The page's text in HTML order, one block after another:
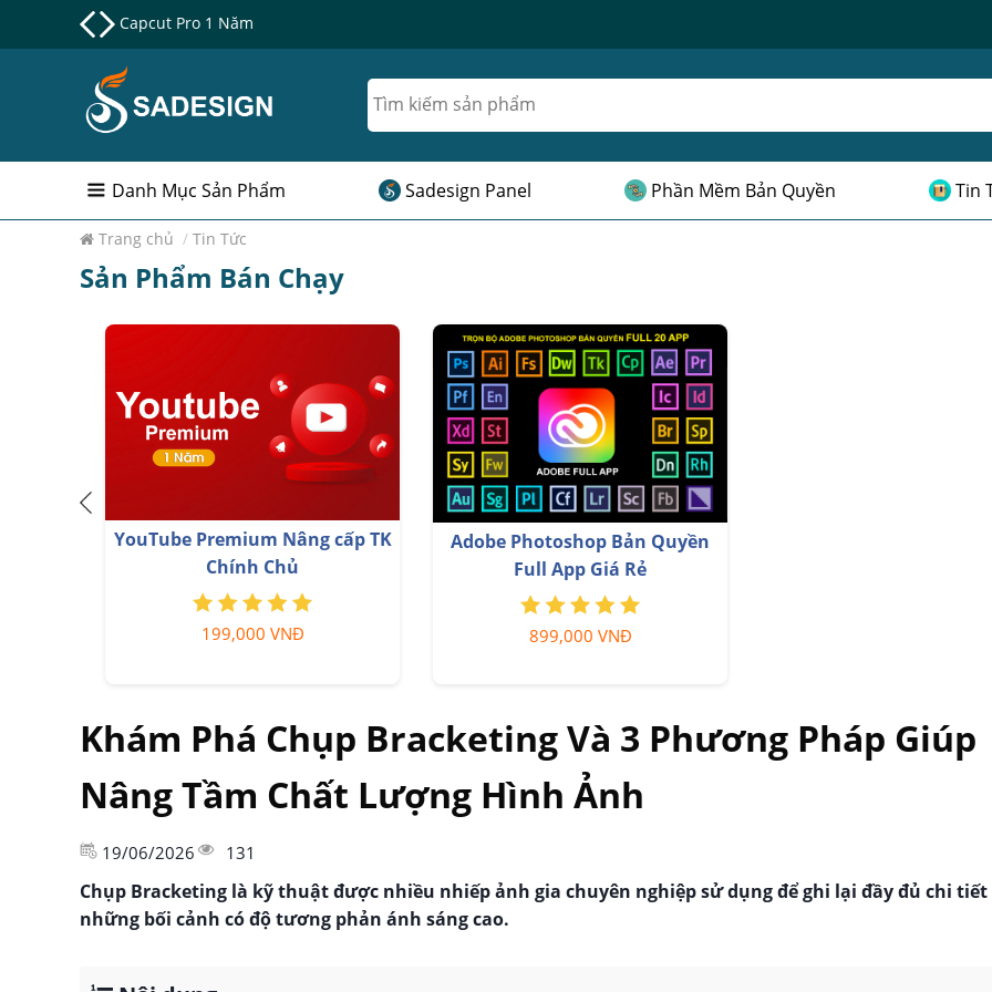
Nâng cấp Google One chính chủ Giá Siêu Rẻ
Danh Mục Sản Phẩm Sadesign Panel Phần Mềm Bản Quyền Tin
Trang chủ / Tin Tức
Sản Phẩm Bán Chạy
Trọn Bộ Autodesk All App Giá Rẻ
1,499,000 VNĐ
Nâng cấp tài khoản Capture One
chính hãng
350,000 VNĐ
Khám Phá Chụp Bracketing Và 3 Phương Pháp Giúp
Nâng Tầm Chất Lượng Hình Ảnh
19/06/2026 131
Chụp Bracketing là kỹ thuật được nhiều nhiếp ảnh gia chuyên nghiệp sử dụng để ghi lại đầy đủ chi
những bối cảnh có độ tương phản ánh sáng cao.